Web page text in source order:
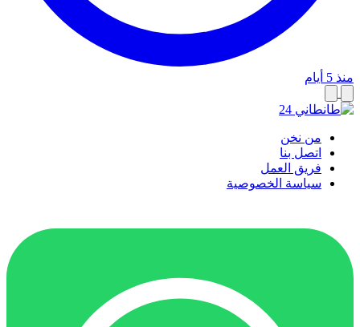
منذ 5 أيام
من نخن
اتصل بنا
فريق العمل
سياسة الخصوصية